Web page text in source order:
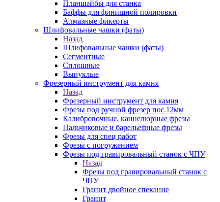
Планшайбы для станка
Баффы для финишной полировки
Алмазные фикерты
Шлифовальные чашки (фаты)
Назад
Шлифовальные чашки (фаты)
Сегментные
Сплошные
Выпуклые
Фрезерный инструмент для камня
Назад
Фрезерный инструмент для камня
Фрезы под ручной фрезер пос.12мм
Калибровочные, каннелюрные фрезы
Пальчиковые и барельефные фрезы
Фрезы для спец работ
Фрезы с погружением
Фрезы под гравировальный станок с ЧПУ
Назад
Фрезы под гравировальный станок с
ЧПУ
Гранит двойное спекание
Гранит